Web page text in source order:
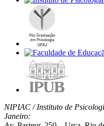
NIPIAC / Instituto de
Janeiro: